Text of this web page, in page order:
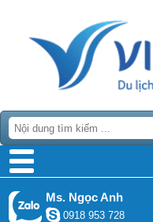
Ms. Ngọc Anh
0918 953 728